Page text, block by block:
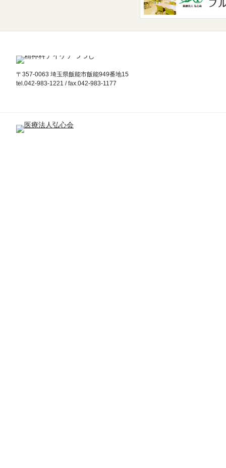
〒357-0063 埼玉県飯能市飯能949番地15
tel.042-983-1221 / fax.042-983-1177